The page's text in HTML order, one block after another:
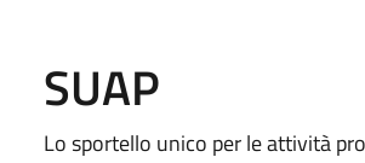
SUAP
Lo sportello unico per le attività